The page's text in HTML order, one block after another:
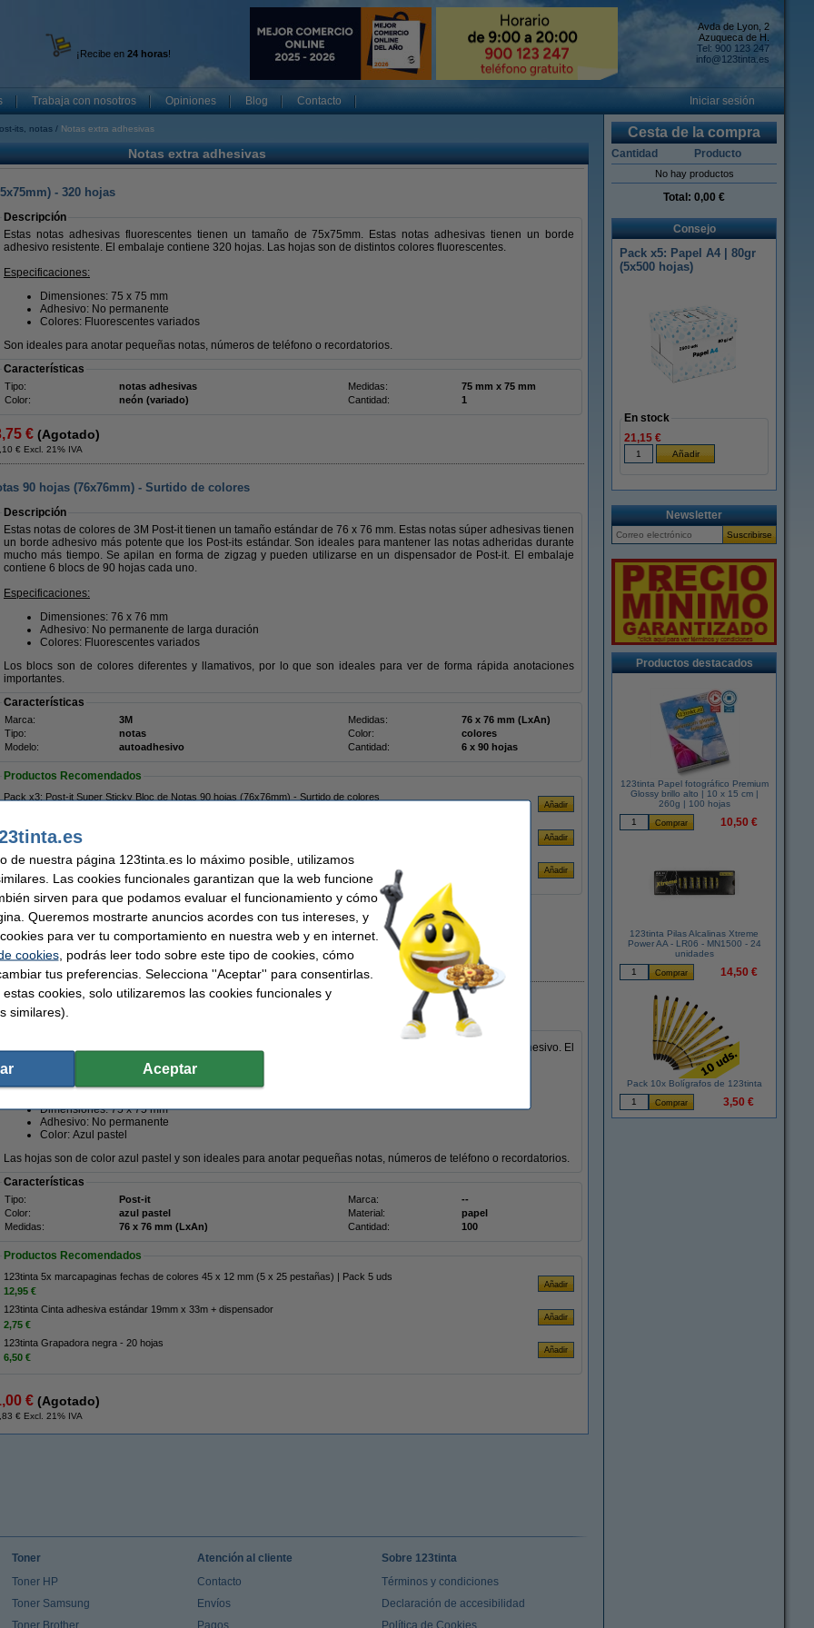
¡Recibe en 24 horas!
Avda de Lyon, 2
Azuqueca de H.
Tel: 900 123 247
info@123tinta.es
Trabaja con nosotros Opiniones Blog Contacto Iniciar sesión
its, notas Notas extra adhesivas
Notas extra adhesivas
- 320 hojas
Descripción
Estas notas adhesivas fluorescentes tienen un tamaño de 75x75mm. Estas notas adhesivas tienen un borde
adhesivo resistente. El embalaje contiene 320 hojas. Las hojas son de distintos colores fluorescentes.
Especificaciones:
Dimensiones: 75 x 75 mm
Adhesivo: No permanente
Colores: Fluorescentes variados
Son ideales para anotar pequeñas notas, números de teléfono o recordatorios.
Características
Tipo: notas adhesivas Medidas:
75 mm x 75 mm
Color:
neón (variado) Cantidad: 1
€ (Agotado)
€ Excl. 21% IVA
90 hojas (76x76mm) - Surtido de colores
Descripción
Estas notas de colores de 3M Post-it tienen un tamaño estándar de 76 x 76 mm. Estas notas súper adhesivas tienen
un borde adhesivo más potente que los Post-its estándar. Son ideales para mantener las notas adheridas durante
mucho más tiempo. Se apilan en forma de zigzag y pueden utilizarse en un dispensador de Post-it. El embalaje
contiene 6 blocs de 90 hojas cada uno.
Especificaciones:
Dimensiones: 76 x 76 mm
Adhesivo: No permanente de larga duración
Colores: Fluorescentes variados
Los blocs son de colores diferentes y llamativos, por lo que son ideales para ver de forma rápida anotaciones
importantes.
Características
Marca: 3M Medidas:
76 x 76 mm (LxAn)
Tipo:
notas Color:
colores
Modelo:
autoadhesivo Cantidad: 6 x 90 hojas
Productos Recomendados
Pack x3: Post-it Super Sticky Bloc de Notas 90 hojas (76x76mm) - Surtido de colores
123tinta Cinta adhesiva estándar 19mm x 33m + dispensador
2,75 €
123tinta Bolígrafo 4 colores | Pack 3 uds
4,25 €
¡Recíbelo el lunes!
€
En stock
- 100 Hojas
Estas notas adhesivas azul pastel tienen un tamaño de 76x76mm. Estas notas adhesivas tienen borde adhesivo. El
embalaje contiene 100 hojas.
Especificaciones:
Dimensiones: 75 x 75 mm
Adhesivo: No permanente
Color: Azul pastel
Las hojas son de color azul pastel y son ideales para anotar pequeñas notas, números de teléfono o recordatorios.
Características
Tipo: Post-it Marca:
--
Color:
azul pastel Material:
papel
Medidas:
76 x 76 mm (LxAn) Cantidad: 100
Productos Recomendados
123tinta 5x marcapaginas fechas de colores 45 x 12 mm (5 x 25 pestañas) | Pack 5 uds
12,95 €
123tinta Cinta adhesiva estándar 19mm x 33m + dispensador
2,75 €
123tinta Grapadora negra - 20 hojas
6,50 €
€ (Agotado)
€ Excl. 21% IVA
Cesta de la compra
Cantidad Producto
No hay productos
Total: 0,00 €
Consejo
Pack x5: Papel A4 | 80gr
(5x500 hojas)
En stock
21,15 €
Newsletter
Productos destacados
123tinta Papel fotográfico Premium
Glossy brillo alto | 10 x 15 cm |
260g | 100 hojas
10,50 €
123tinta Pilas Alcalinas Xtreme
Power AA - LR06 - MN1500 - 24
unidades
14,50 €
Pack 10x Bolígrafos de 123tinta
3,50 €
Toner
Toner HP
Toner Samsung
Toner Brother
Atención al cliente
Contacto
Envíos
Pagos
Sobre 123tinta
Términos y condiciones
Declaración de accesibilidad
Política de Cookies
de nuestra página 123tinta.es lo máximo posible, utilizamos
Las cookies funcionales garantizan que la web funcione
sirven para que podamos evaluar el funcionamiento y cómo
Queremos mostrarte anuncios acordes con tus intereses, y
para ver tu comportamiento en nuestra web y en internet.
cookies, podrás leer todo sobre este tipo de cookies, cómo
tus preferencias. Selecciona ''Aceptar'' para consentirlas.
cookies, solo utilizaremos las cookies funcionales y
similares).
Aceptar